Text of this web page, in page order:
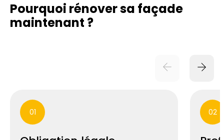
Pourquoi rénover sa façade
maintenant ?
01 02